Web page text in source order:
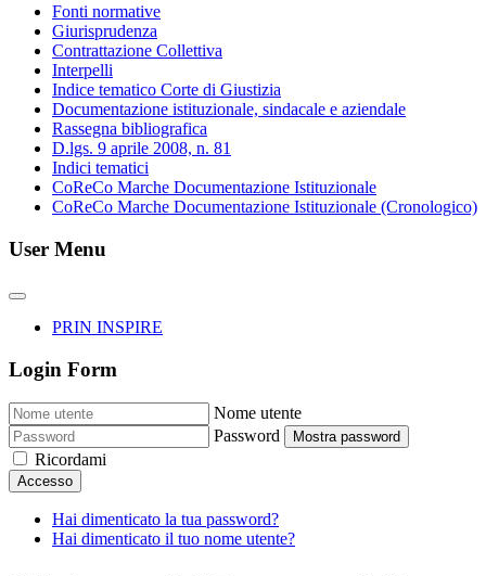
Fonti normative
Giurisprudenza
Contrattazione Collettiva
Interpelli
Indice tematico Corte di Giustizia
Documentazione istituzionale, sindacale e aziendale
Rassegna bibliografica
D.lgs. 9 aprile 2008, n. 81
Indici tematici
CoReCo Marche Documentazione Istituzionale
CoReCo Marche Documentazione Istituzionale (Cronologico)
User Menu
PRIN INSPIRE
Login Form
Nome utente
Password
Mostra password
Ricordami
Accesso
Hai dimenticato la tua password?
Hai dimenticato il tuo nome utente?